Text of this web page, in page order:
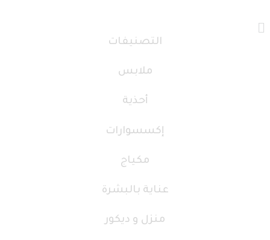
التصنيفات
ملابس
أحذية
إكسسوارات
مكياج
عناية بالبشرة
منزل و ديكور